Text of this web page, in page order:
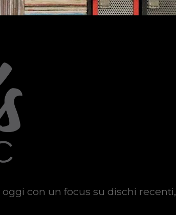
con un focus su dischi recenti,